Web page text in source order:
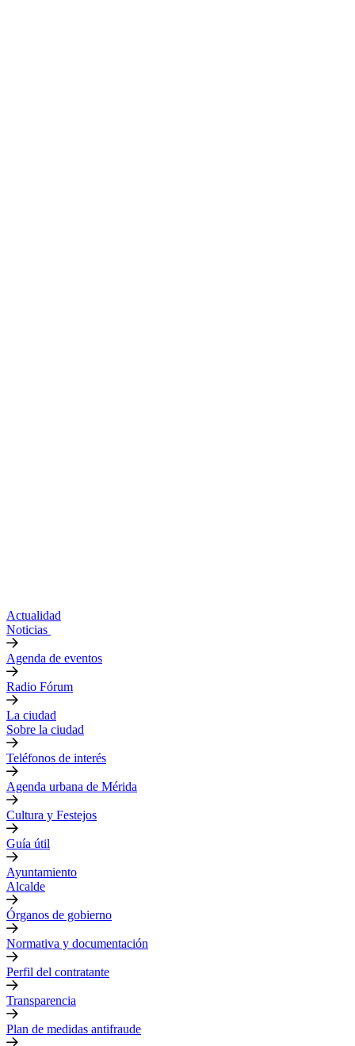
Actualidad
Noticias
Agenda de eventos
Radio Fórum
La ciudad
Sobre la ciudad
Teléfonos de interés
Agenda urbana de Mérida
Cultura y Festejos
Guía útil
Ayuntamiento
Alcalde
Órganos de gobierno
Normativa y documentación
Perfil del contratante
Transparencia
Plan de medidas antifraude